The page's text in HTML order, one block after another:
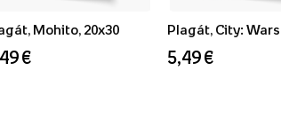
Mohito, 20x30
€ 5,49 €